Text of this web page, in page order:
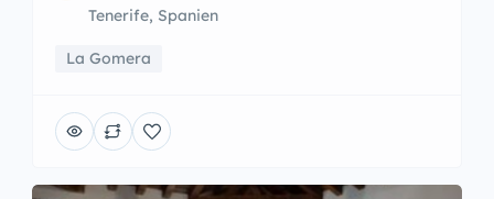
Tenerife, Spanien
La Gomera